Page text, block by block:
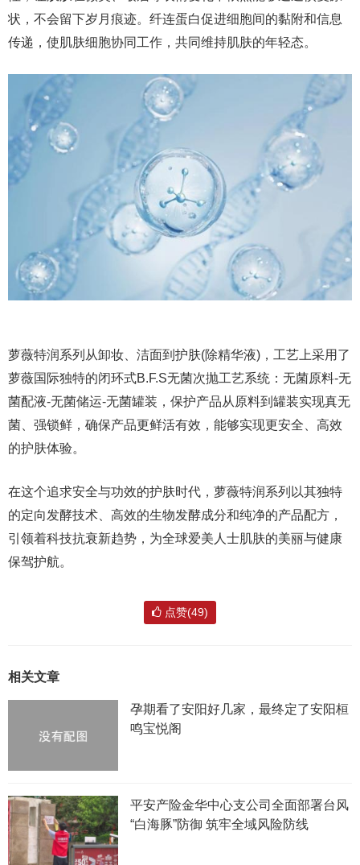
状，不会留下岁月痕迹。纤连蛋白促进细胞间的黏附和信息
传递，使肌肤细胞协同工作，共同维持肌肤的年轻态。
萝薇特润系列从卸妆、洁面到护肤(除精华液)，工艺上采用了
萝薇国际独特的闭环式B.F.S无菌次抛工艺系统：无菌原料-无
菌配液-无菌储运-无菌罐装，保护产品从原料到罐装实现真无
菌、强锁鲜，确保产品更鲜活有效，能够实现更安全、高效
的护肤体验。
在这个追求安全与功效的护肤时代，萝薇特润系列以其独特
的定向发酵技术、高效的生物发酵成分和纯净的产品配方，
引领着科技抗衰新趋势，为全球爱美人士肌肤的美丽与健康
保驾护航。
点赞(49)
相关文章
孕期看了安阳好几家，最终定了安阳桓
鸣宝悦阁
平安产险金华中心支公司全面部署台风
“白海豚”防御 筑牢全域风险防线